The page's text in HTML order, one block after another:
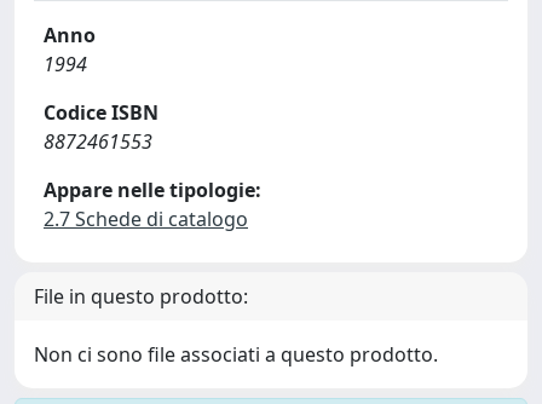
Anno
1994
Codice ISBN
8872461553
Appare nelle tipologie:
2.7 Schede di catalogo
File in questo prodotto:
Non ci sono file associati a questo prodotto.